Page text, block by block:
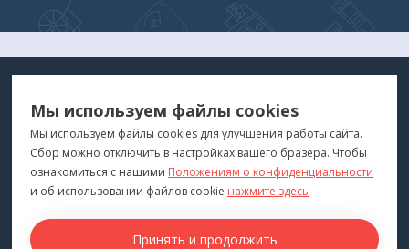
ДЛЯ ВАС
"Медтехника для Вас"©2026
ПОКУПАТЕЛЯМ
Каталог
Бренды
Для оптовиков
КОНТАКТЫ
г. Владивосток
Мы используем файлы cookies
Мы используем файлы cookies для улучшения работы сайта.
Сбор можно отключить в настройках вашего бразера. Чтобы
ознакомиться с нашими Положениям о конфиденциальности
и об использовании файлов cookie нажмите здесь
Принять и продолжить